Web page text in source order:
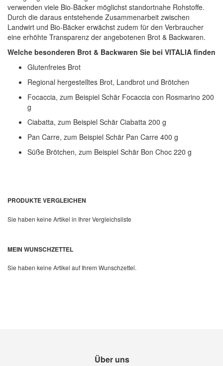
verwenden viele Bio-Bäcker möglichst standortnahe Rohstoffe.
Durch die daraus entstehende Zusammenarbeit zwischen
Landwirt und Bio-Bäcker erwächst zudem für den Verbraucher
eine erhöhte Transparenz der angebotenen Brot & Backwaren.
Welche besonderen Brot & Backwaren Sie bei VITALIA finden
Glutenfreies Brot
Regional hergestelltes Brot, Landbrot und Brötchen
Focaccia, zum Beispiel Schär Focaccia con Rosmarino 200
g
Ciabatta, zum Beispiel Schär Ciabatta 200 g
Pan Carre, zum Beispiel Schär Pan Carre 400 g
Süße Brötchen, zum Beispiel Schär Bon Choc 220 g
PRODUKTE VERGLEICHEN
Sie haben keine Artikel in Ihrer Vergleichsliste
MEIN WUNSCHZETTEL
Sie haben keine Artikel auf Ihrem Wunschzettel.
Über uns